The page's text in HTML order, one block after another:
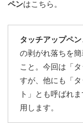
ペンはこちら。
タッチアップペン
の剥がれ落ちを
こと。今回は「
すが、他にも「
ト」とも呼ばれ
用します。